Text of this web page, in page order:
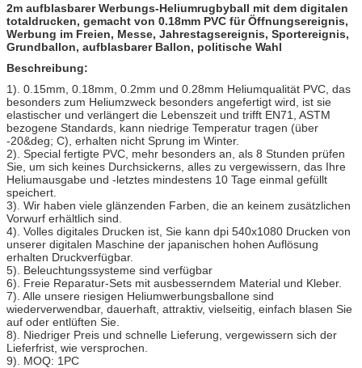
2m aufblasbarer Werbungs-Heliumrugbyball mit dem digitalen
totaldrucken, gemacht von 0.18mm PVC für Öffnungsereignis,
Werbung im Freien, Messe, Jahrestagsereignis, Sportereignis,
Grundballon, aufblasbarer Ballon, politische Wahl
Beschreibung:
1). 0.15mm, 0.18mm, 0.2mm und 0.28mm Heliumqualität PVC, das
besonders zum Heliumzweck besonders angefertigt wird, ist sie
elastischer und verlängert die Lebenszeit und trifft EN71, ASTM
bezogene Standards, kann niedrige Temperatur tragen (über
-20&deg; C), erhalten nicht Sprung im Winter.
2). Special fertigte PVC, mehr besonders an, als 8 Stunden prüfen
Sie, um sich keines Durchsickerns, alles zu vergewissern, das Ihre
Heliumausgabe und -letztes mindestens 10 Tage einmal gefüllt
speichert.
3). Wir haben viele glänzenden Farben, die an keinem zusätzlichen
Vorwurf erhältlich sind.
4). Volles digitales Drucken ist, Sie kann dpi 540x1080 Drucken von
unserer digitalen Maschine der japanischen hohen Auflösung
erhalten Druckverfügbar.
5). Beleuchtungssysteme sind verfügbar
6). Freie Reparatur-Sets mit ausbesserndem Material und Kleber.
7). Alle unsere riesigen Heliumwerbungsballone sind
wiederverwendbar, dauerhaft, attraktiv, vielseitig, einfach blasen Sie
auf oder entlüften Sie.
8). Niedriger Preis und schnelle Lieferung, vergewissern sich der
Lieferfrist, wie versprochen.
9). MOQ: 1PC